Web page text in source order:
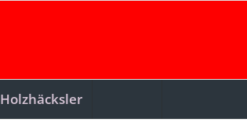
Holzhäcksler